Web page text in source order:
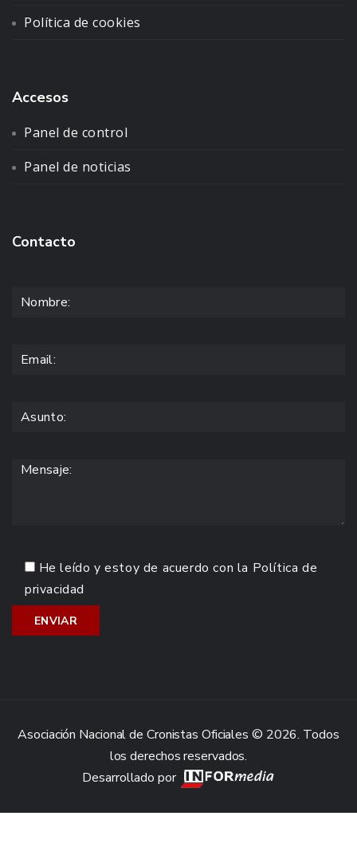
Política de cookies
Accesos
Panel de control
Panel de noticias
Contacto
He leído y estoy de acuerdo con la Política de
privacidad
Asociación Nacional de Cronistas Oficiales © 2026. Todos
los derechos reservados.
Desarrollado por